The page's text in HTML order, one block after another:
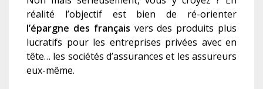
réalité l’objectif est bien de ré-orienter
l’épargne des français vers des produits plus
lucratifs pour les entreprises privées avec en
tête… les sociétés d’assurances et les assureurs
eux-même.